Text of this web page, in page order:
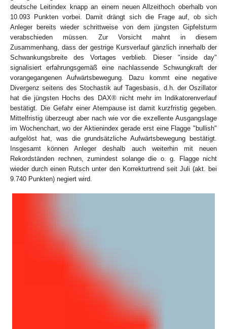
deutsche Leitindex knapp an einem neuen Allzeithoch oberhalb von
10.093 Punkten vorbei. Damit drängt sich die Frage auf, ob sich
Anleger bereits wieder schrittweise von dem jüngsten Gipfelsturm
verabschieden müssen. Zur Vorsicht mahnt in diesem
Zusammenhang, dass der gestrige Kursverlauf gänzlich innerhalb der
Schwankungsbreite des Vortages verblieb. Dieser "inside day"
signalisiert erfahrungsgemäß eine nachlassende Schwungkraft der
vorangegangenen Aufwärtsbewegung. Dazu kommt eine negative
Divergenz seitens des Stochastik auf Tagesbasis, d.h. der Oszillator
hat die jüngsten Hochs des DAX® nicht mehr im Indikatorenverlauf
bestätigt. Die Gefahr einer Atempause ist damit kurzfristig gegeben.
Mittelfristig überzeugt aber nach wie vor die exzellente Ausgangslage
im Wochenchart, wo der Aktienindex gerade erst eine Flagge "bullish"
aufgelöst hat, was die grundsätzliche Aufwärtsbewegung bestätigt.
Insgesamt können Anleger deshalb auch weiterhin mit neuen
Rekordständen rechnen, zumindest solange die o. g. Flagge nicht
wieder durch einen Rutsch unter den Korrekturtrend seit Juli (akt. bei
9.740 Punkten) negiert wird.